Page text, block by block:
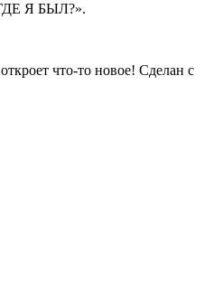
ГДЕ Я БЫЛ?».
что-то новое! Сделан с